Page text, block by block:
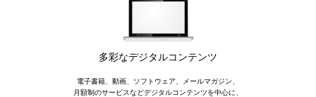
多彩なデジタルコンテンツ
電子書籍、動画、ソフトウェア、メールマガジン、
月額制のサービスなどデジタルコンテンツを中心に、